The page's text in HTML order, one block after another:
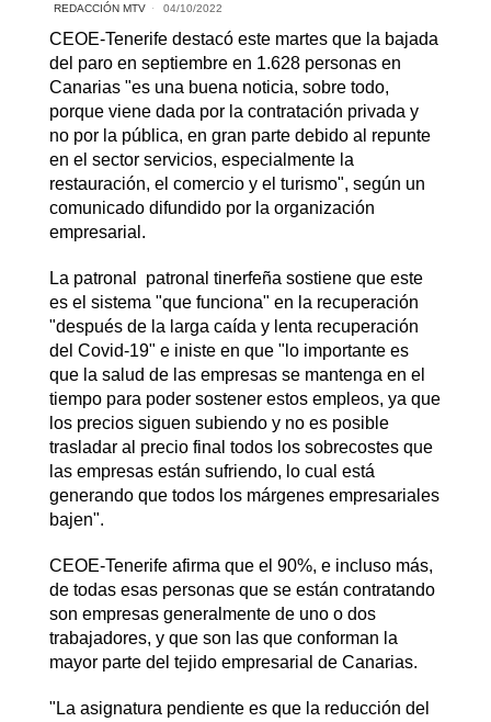
REDACCIÓN MTV 04/10/2022
CEOE-Tenerife destacó este martes que la bajada
del paro en septiembre en 1.628 personas en
Canarias "es una buena noticia, sobre todo,
porque viene dada por la contratación privada y
no por la pública, en gran parte debido al repunte
en el sector servicios, especialmente la
restauración, el comercio y el turismo", según un
comunicado difundido por la organización
empresarial.
La patronal patronal tinerfeña sostiene que este
es el sistema "que funciona" en la recuperación
"después de la larga caída y lenta recuperación
del Covid-19" e iniste en que "lo importante es
que la salud de las empresas se mantenga en el
tiempo para poder sostener estos empleos, ya que
los precios siguen subiendo y no es posible
trasladar al precio final todos los sobrecostes que
las empresas están sufriendo, lo cual está
generando que todos los márgenes empresariales
bajen".
CEOE-Tenerife afirma que el 90%, e incluso más,
de todas esas personas que se están contratando
son empresas generalmente de uno o dos
trabajadores, y que son las que conforman la
mayor parte del tejido empresarial de Canarias.
"La asignatura pendiente es que la reducción del